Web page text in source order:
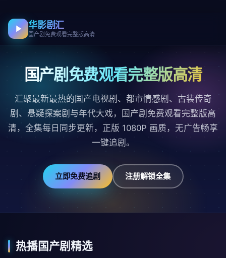
华影剧汇
国产剧免费观看完整版高清
国产剧免费观看完整版高清
汇聚最新最热的国产电视剧、都市情感剧、古装传奇
剧、悬疑探案剧与年代大戏，国产剧免费观看完整版高
清，全集每日同步更新，正版 1080P 画质，无广告畅享
一键追剧。
立即免费追剧 注册解锁全集
热播国产剧精选